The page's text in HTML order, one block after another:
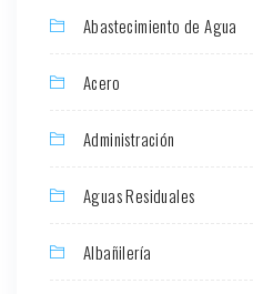
Abastecimiento de Agua
Acero
Administración
Aguas Residuales
Albañilería